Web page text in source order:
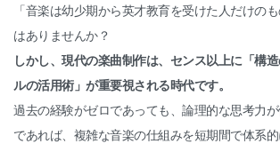
「音楽は幼少期から英才教育を受けた人だけの
はありませんか？
しかし、現代の楽曲制作は、センス以上に「構
ルの活用術」が重要視される時代です。
過去の経験がゼロであっても、論理的な思考力
であれば、複雑な音楽の仕組みを短期間で体系